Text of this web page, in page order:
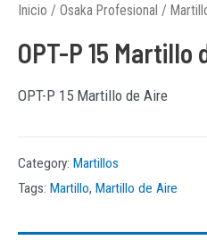
Inicio / Osaka Profesional /
OPT-P 15 Martillo
OPT-P 15 Martillo de Aire
Category: Martillos
Tags: Martillo, Martillo de Aire